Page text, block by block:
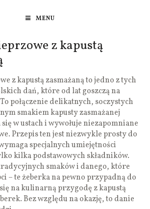
MENU
z kapustą
z kapustą zasmażaną to jedno z tych
dań, które od lat goszczą na
połączenie delikatnych, soczystych
smakiem kapusty zasmażanej
w ustach i wywołuje niezapomniane
Przepis ten jest niezwykle prosty do
specjalnych umiejętności
kilka podstawowych składników.
smaków i danego, które
– te żeberka na pewno przypadną do
na kulinarną przygodę z kapustą
Bez względu na okazję, to danie